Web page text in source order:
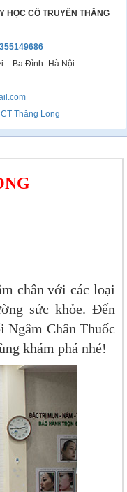
HỌC CỔ TRUYỀN THĂNG
– Ba Đình -Hà Nội
Thăng Long
chân với các loại
sức khỏe. Đến
Ngâm Chân Thuốc
khám phá nhé!